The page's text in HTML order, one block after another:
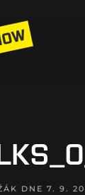
DNE 7. 9.